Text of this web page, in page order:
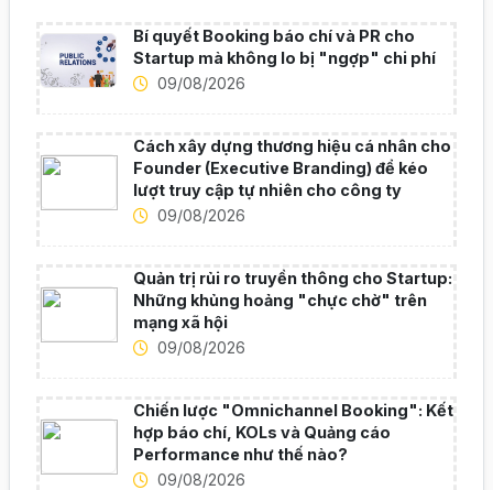
Bí quyết Booking báo chí và PR cho
Startup mà không lo bị "ngợp" chi phí
09/08/2026
Cách xây dựng thương hiệu cá nhân cho
Founder (Executive Branding) để kéo
lượt truy cập tự nhiên cho công ty
09/08/2026
Quản trị rủi ro truyền thông cho Startup:
Những khủng hoảng "chực chờ" trên
mạng xã hội
09/08/2026
Chiến lược "Omnichannel Booking": Kết
hợp báo chí, KOLs và Quảng cáo
Performance như thế nào?
09/08/2026